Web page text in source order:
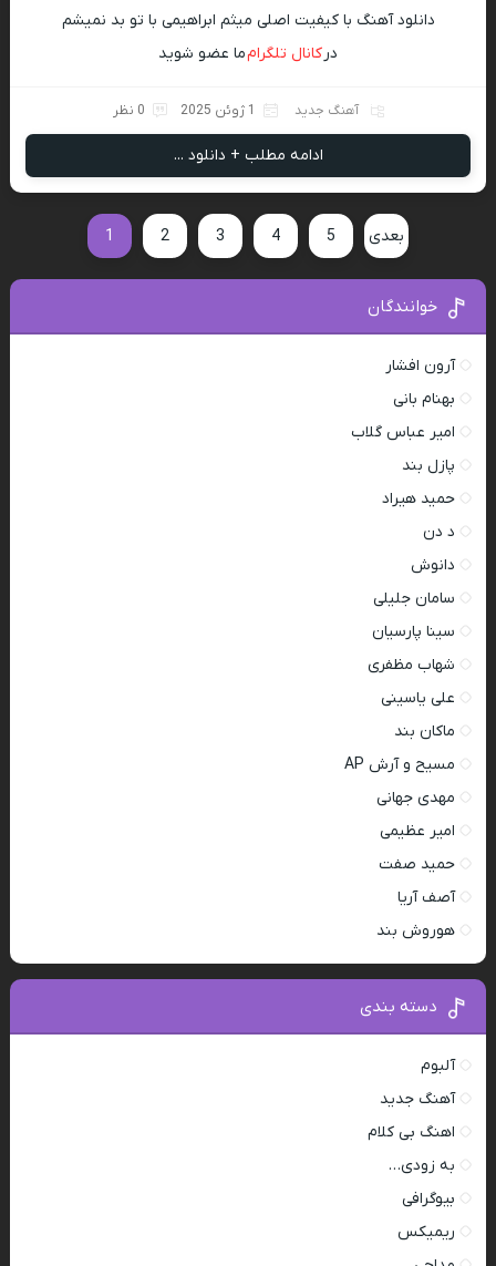
دانلود آهنگ با کیفیت اصلی میثم ابراهیمی با تو بد نمیشم
درکانال تلگرامما عضو شوید
آهنگ جدید 1 ژوئن 2025 0 نظر
ادامه مطلب + دانلود ...
1 2 3 4 5 بعدی
خوانندگان
آرون افشار
بهنام بانی
امیر عباس گلاب
پازل بند
حمید هیراد
د دن
دانوش
سامان جلیلی
سینا پارسیان
شهاب مظفری
علی یاسینی
ماکان بند
مسیح و آرش AP
مهدی جهانی
امیر عظیمی
حمید صفت
آصف آریا
هوروش بند
دسته بندی
آلبوم
آهنگ جدید
اهنگ بی کلام
به زودی…
بیوگرافی
ریمیکس